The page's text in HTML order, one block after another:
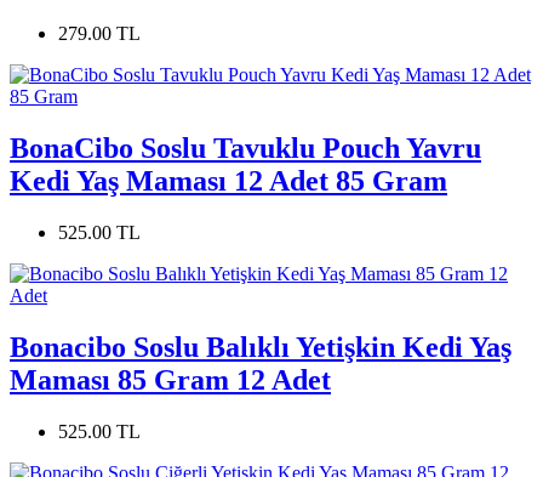
279.00 TL
BonaCibo Soslu Tavuklu Pouch Yavru
Kedi Yaş Maması 12 Adet 85 Gram
525.00 TL
Bonacibo Soslu Balıklı Yetişkin Kedi Yaş
Maması 85 Gram 12 Adet
525.00 TL